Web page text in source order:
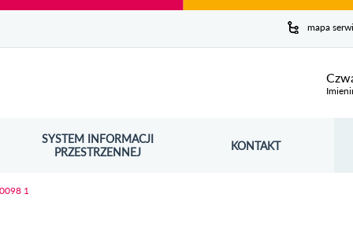
mapa
SYSTEM INFORMACJI
PRZESTRZENNEJ
OTWORZY SIĘ W NOWYM OKNIE KONTAKT
1